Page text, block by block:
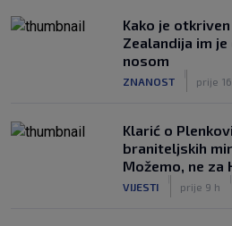
Kako je
Zealandija im
nosom
ZNANOST prije
Klarić o
braniteljskih
Možemo, ne za
VIJESTI prije 9 h